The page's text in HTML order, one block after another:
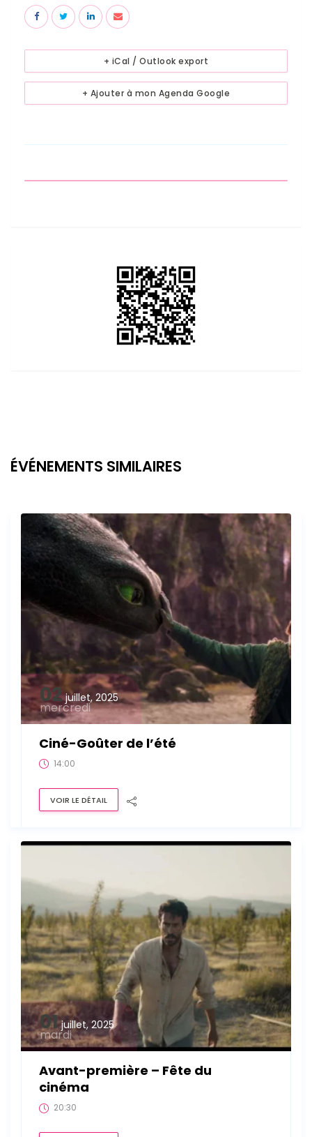
+ Ajouter à mon Agenda Google
+ iCal / Outlook export
ÉVÉNEMENTS SIMILAIRES
02 juillet, 2025
mercredi
Ciné-Goûter de l’été
14:00
VOIR LE DÉTAIL
01 juillet, 2025
mardi
Avant-première – Fête du
cinéma
20:30